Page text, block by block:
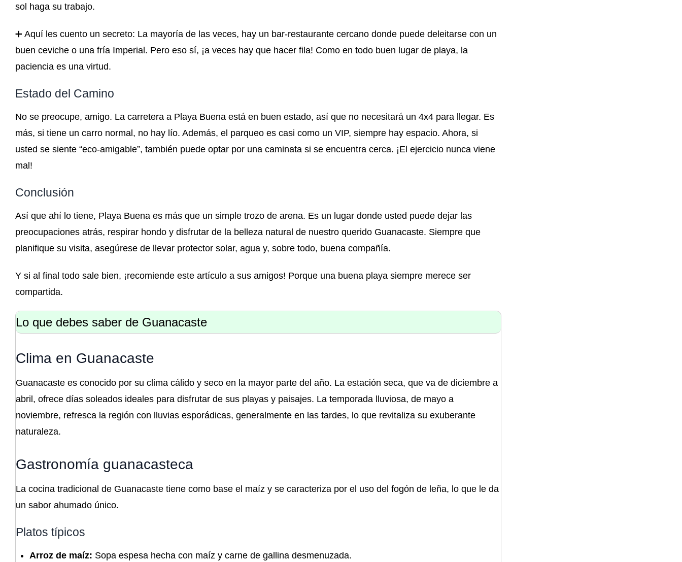
sol haga su trabajo.
➕ Aquí les cuento un secreto: La mayoría de las veces, hay un bar-restaurante cercano donde puede deleitarse con un
buen ceviche o una fría Imperial. Pero eso sí, ¡a veces hay que hacer fila! Como en todo buen lugar de playa, la
paciencia es una virtud.
Estado del Camino
No se preocupe, amigo. La carretera a Playa Buena está en buen estado, así que no necesitará un 4x4 para llegar. Es
más, si tiene un carro normal, no hay lío. Además, el parqueo es casi como un VIP, siempre hay espacio. Ahora, si
usted se siente “eco-amigable”, también puede optar por una caminata si se encuentra cerca. ¡El ejercicio nunca viene
mal!
Conclusión
Así que ahí lo tiene, Playa Buena es más que un simple trozo de arena. Es un lugar donde usted puede dejar las
preocupaciones atrás, respirar hondo y disfrutar de la belleza natural de nuestro querido Guanacaste. Siempre que
planifique su visita, asegúrese de llevar protector solar, agua y, sobre todo, buena compañía.
Y si al final todo sale bien, ¡recomiende este artículo a sus amigos! Porque una buena playa siempre merece ser
compartida.
Lo que debes saber de Guanacaste
Clima en Guanacaste
Guanacaste es conocido por su clima cálido y seco en la mayor parte del año. La estación seca, que va de diciembre a
abril, ofrece días soleados ideales para disfrutar de sus playas y paisajes. La temporada lluviosa, de mayo a
noviembre, refresca la región con lluvias esporádicas, generalmente en las tardes, lo que revitaliza su exuberante
naturaleza.
Gastronomía guanacasteca
La cocina tradicional de Guanacaste tiene como base el maíz y se caracteriza por el uso del fogón de leña, lo que le da
un sabor ahumado único.
Platos típicos
Arroz de maíz: Sopa espesa hecha con maíz y carne de gallina desmenuzada.